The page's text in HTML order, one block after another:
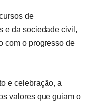
de
e da sociedade civil,
com o progresso de
e celebração, a
valores que guiam o